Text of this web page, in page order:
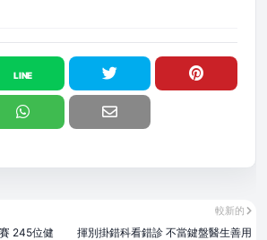
較新的
揮別掛錯科看錯診 不當鍵盤醫生善用
245位健